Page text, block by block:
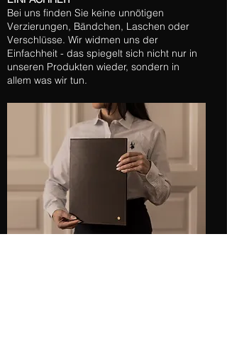
Bei uns finden Sie keine unnötigen
Verzierungen, Bändchen, Laschen oder
Verschlüsse. Wir widmen uns der
Einfachheit - das spiegelt sich nicht nur in
unseren Produkten wieder, sondern in
allem was wir tun.​